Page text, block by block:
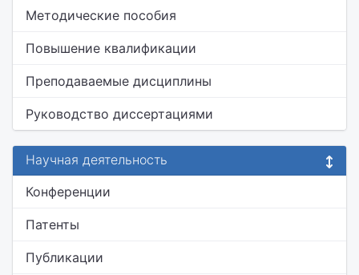
Методические пособия
Повышение квалификации
Преподаваемые дисциплины
Руководство диссертациями
Научная деятельность
Конференции
Патенты
Публикации